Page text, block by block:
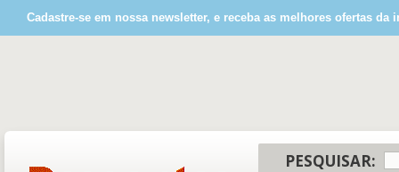
Cadastre-se em nossa newsletter, e receba as melhores ofertas da
PESQUISAR: